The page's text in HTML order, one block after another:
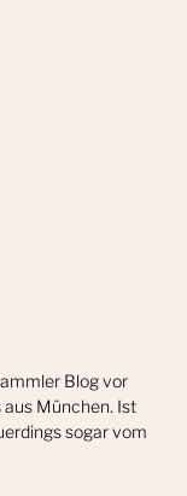
Blog vor
München. Ist
sogar vom